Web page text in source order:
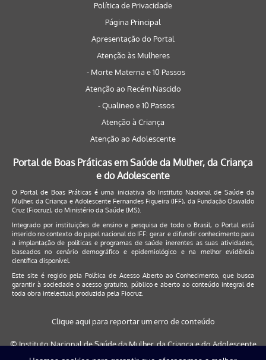
Política de Privacidade
Página Principal
Apresentação do Portal
Atenção às Mulheres
- Morte Materna e 10 Passos
Atenção ao Recém Nascido
- Qualineo e 10 Passos
Atenção à Criança
Atenção ao Adolescente
Portal de Boas Práticas em Saúde da Mulher, da Criança
e do Adolescente
O Portal de Boas Práticas é uma iniciativa do Instituto Nacional de Saúde da
Mulher, da Criança e Adolescente Fernandes Figueira (IFF), da Fundação Oswaldo
Cruz (Fiocruz), do Ministério da Saúde (MS).
Integrado por instituições de ensino e pesquisa de todo o Brasil, o Portal está
inserido no contexto do papel nacional do IFF: gerar e difundir conhecimento para
a implantação de políticas e programas de saúde inerentes as suas atividades,
baseados no cenário demográfico e epidemiológico e na melhor evidência
científica disponível.
Este site é regido pela Política de Acesso Aberto ao Conhecimento, que busca
garantir à sociedade o acesso gratuito, público e aberto ao conteúdo integral de
toda obra intelectual produzida pela Fiocruz.
Clique aqui para reportar um erro de conteúdo
© Instituto Nacional de Saúde da Mulher, da Criança e do Adolescente